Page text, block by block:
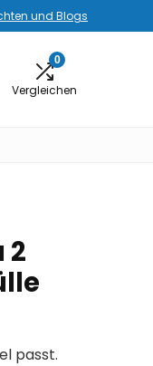
und Blogs
0
Vergleichen
2
passt.